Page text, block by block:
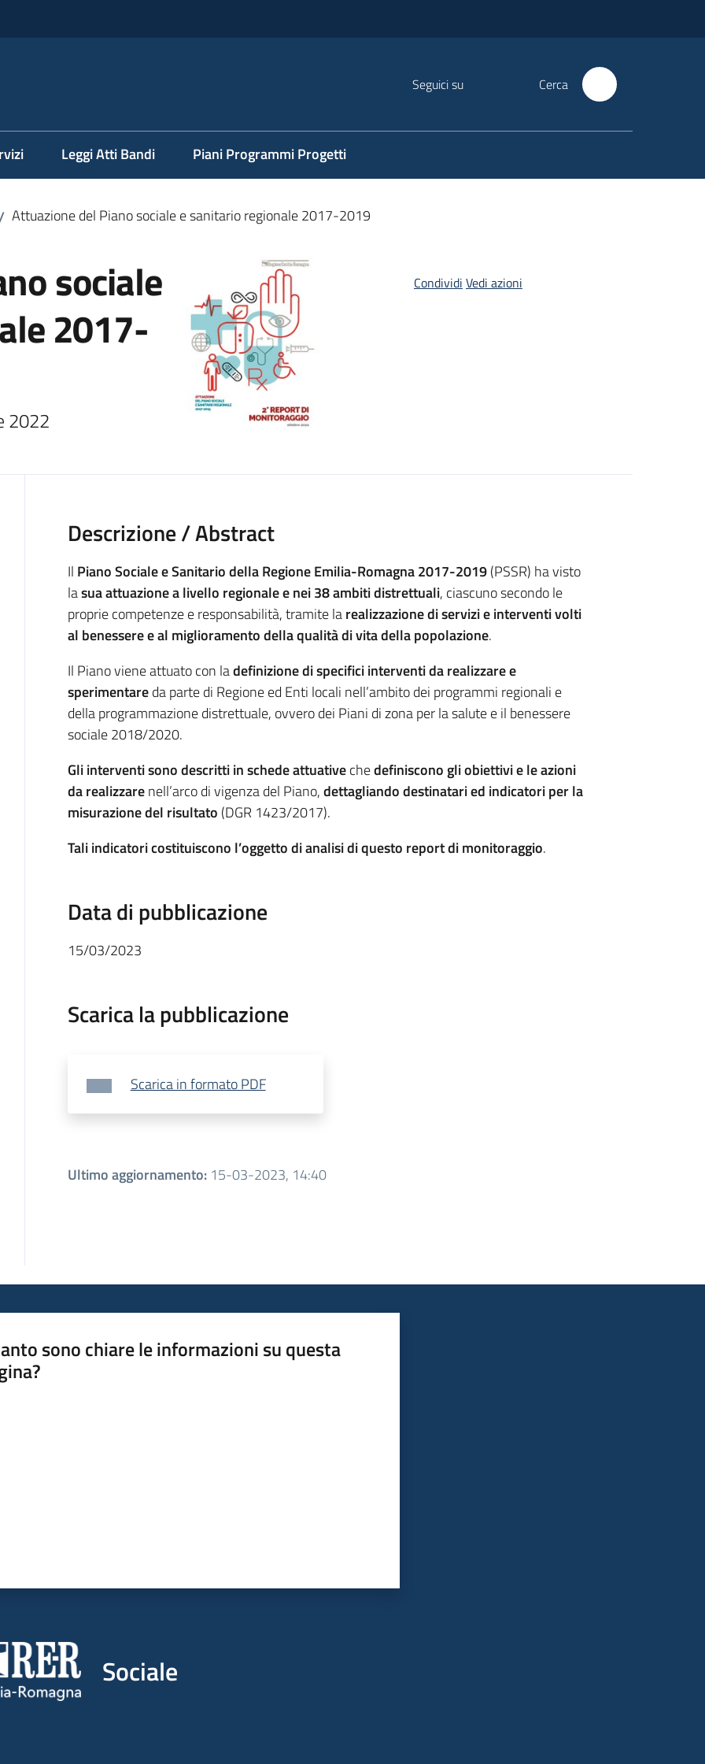
Seguici su Cerca
Leggi Atti Bandi Piani Programmi Progetti
Attuazione del Piano sociale e sanitario regionale 2017-2019
sociale
2017-
2022
Condividi Vedi azioni
Descrizione / Abstract
Il Piano Sociale e Sanitario della Regione Emilia-Romagna 2017-2019(PSSR) ha visto
lasua attuazionea livello regionale e nei 38 ambiti distrettuali, ciascuno secondo le
proprie competenze e responsabilità, tramite larealizzazione di servizi e interventi volti
al benessere e al miglioramento della qualità di vita della popolazione.
Il Piano viene attuato con ladefinizione di specifici interventi da realizzare e
sperimentareda parte di Regione ed Enti locali nell’ambito dei programmi regionali e
della programmazione distrettuale, ovvero dei Piani di zona per la salute e il benessere
sociale 2018/2020.
Gli interventi sono descritti in schede attuativechedefiniscono gli obiettivi e le azioni
da realizzarenell’arco di vigenza del Piano,dettagliando destinatari ed indicatori per la
misurazione del risultato (DGR 1423/2017).
Tali indicatori costituiscono l’oggetto di analisi di questo report di monitoraggio.
Data di pubblicazione
15/03/2023
Scarica la pubblicazione
Scarica in formato PDF
Ultimo aggiornamento: 15-03-2023, 14:40
sono chiare le informazioni su questa
Sociale